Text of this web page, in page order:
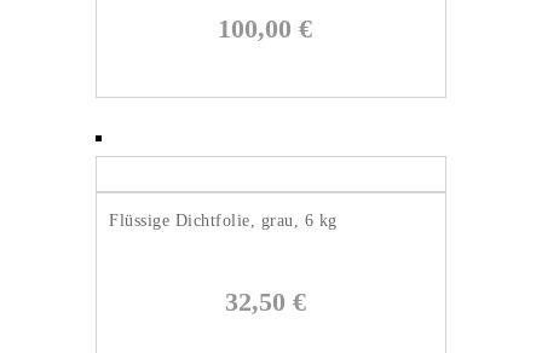
100,00 €
Flüssige Dichtfolie, grau, 6 kg
32,50 €